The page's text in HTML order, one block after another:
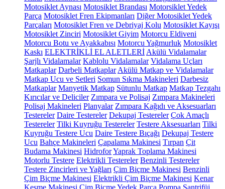
Motosiklet Aynası Motosiklet Brandası Motorsiklet Yedek
Parça Motosiklet Fren Ekipmanları Diğer Motosiklet Yedek
Parçaları Motosiklet Fren ve Debriyaj Kolu Motosiklet Kayışı
Motosiklet Zinciri Motosiklet Giyim Motorcu Eldiveni
Motorcu Botu ve Ayakkabısı Motorcu Yağmurluk Motosiklet
Kaskı ELEKTRİKLİ EL ALETLERİ Akülü Vidalamalar
Şarjlı Vidalamalar Kablolu Vidalamalar Vidalama Uçları
Matkaplar Darbeli Matkaplar Akülü Matkap ve Vidalamalar
Matkap Ucu ve Setleri Somun Sıkma Makineleri Darbesiz
Matkaplar Manyetik Matkap Sütunlu Matkap Matkap Tezgahı
Kırıcılar ve Deliciler Zımpara ve Polisaj Zımpara Makineleri
Polisaj Makineleri Planyalar Zımpara Kağıdı ve Aksesuarları
Testereler Daire Testereler Dekupaj Testereler Çok Amaçlı
Testereler Tilki Kuyruğu Testereler Testere Aksesuarları Tilki
Kuyruğu Testere Ucu Daire Testere Bıçağı Dekupaj Testere
Ucu Bahçe Makineleri Çapalama Makinesi Tırpan Çit
Budama Makinesi HidroforYaprak Toplama Makinesi
Motorlu Testere Elektrikli Testereler Benzinli Testereler
Testere Zincirleri ve Yağları Çim Biçme Makinesi Benzinli
Çim Biçme Makinesi Elektrikli Çim Biçme Makinesi Kenar
Kesme Makinesi Çim Biçme Yedek Parça Pompa Santrifüj